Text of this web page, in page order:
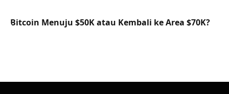
Bitcoin Menuju $50K atau Kembali ke Area $70K?